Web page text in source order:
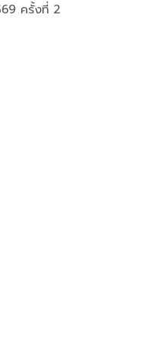
ครั้งที่ 2